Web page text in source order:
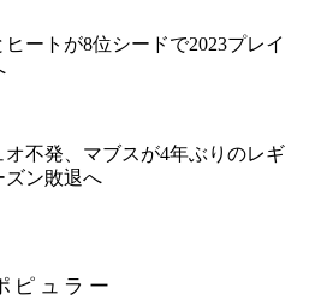
ヒートが8位シードで2023プレイ
オ不発、マブスが4年ぶりのレギ
ズン敗退へ
ピュラー